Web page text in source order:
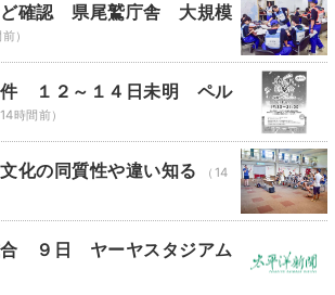
ど確認 県尾鷲庁舎 大規模
）
件 １２～１４日未明 ペル
14時間前）
化の同質性や違い知る
（14
合 ９日 ヤーヤスタジアム